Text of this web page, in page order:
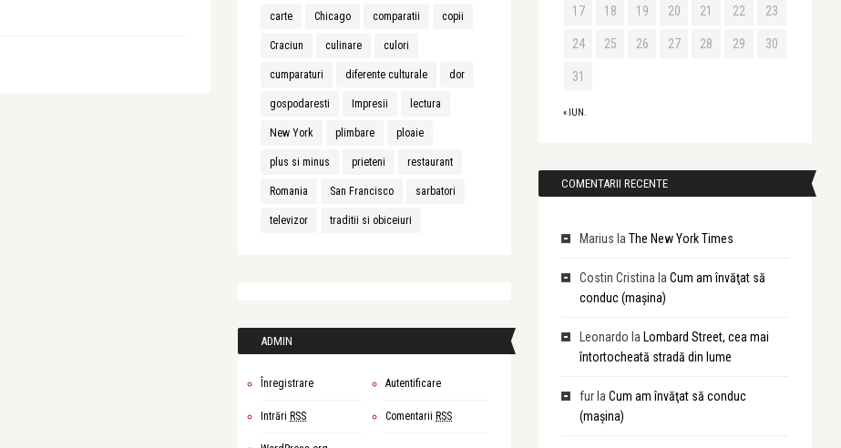
carte Chicago comparatii copii
Craciun culinare culori
cumparaturi diferente culturale dor
gospodaresti Impresii lectura
New York plimbare ploaie
plus si minus prieteni restaurant
Romania San Francisco sarbatori
televizor traditii si obiceiuri
ADMIN
Înregistrare Autentificare
Intrări RSS Comentarii RSS
« IUN.
17 18 19 20 21 22 23
24 25 26 27 28 29 30
31
COMENTARII RECENTE
Marius la The New York Times
Costin Cristina la Cum am învăţat să
conduc (maşina)
Leonardo la Lombard Street, cea mai
întortocheată stradă din lume
fur la Cum am învăţat să conduc
(maşina)